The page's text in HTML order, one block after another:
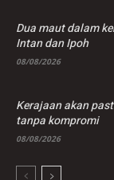
Dua maut dalam
Intan dan Ipoh
08/08/2026
Kerajaan akan
tanpa kompromi
08/08/2026